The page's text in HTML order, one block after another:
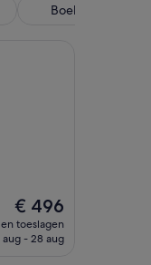
Boek nu, betaal
De
prijs
is
€ 496
toeslagen
aug - 28 aug